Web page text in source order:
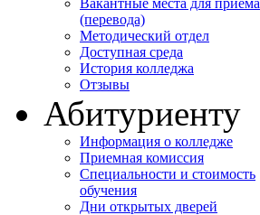
Вакантные места для приема
(перевода)
Методический отдел
Доступная среда
История колледжа
Отзывы
Абитуриенту
Информация о колледже
Приемная комиссия
Специальности и стоимость
обучения
Дни открытых дверей